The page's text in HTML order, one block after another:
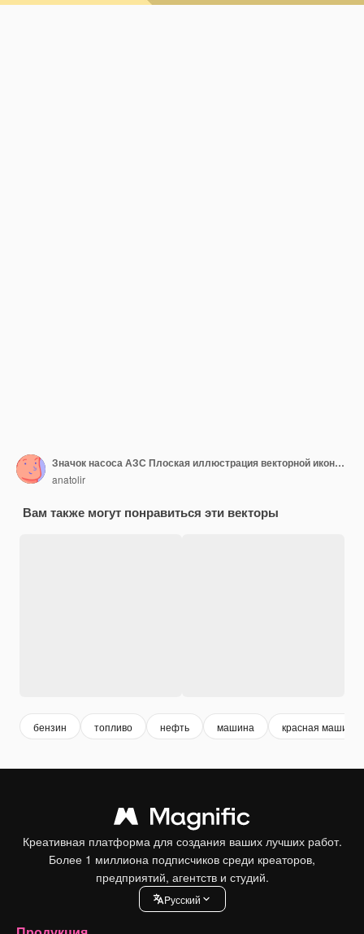
Значок насоса АЗС Плоская иллюстрация векторной иконки насоса АЗС для веб-дизайна
anatolir
Вам также могут понравиться эти векторы
бензин топливо нефть машина красная машина
Креативная платформа для создания ваших лучших работ.
Более 1 миллиона подписчиков среди креаторов,
предприятий, агентств и студий.
Pусский